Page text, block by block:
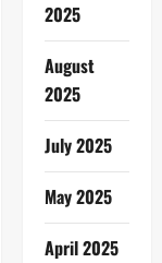
2025
August
2025
July 2025
May 2025
April 2025